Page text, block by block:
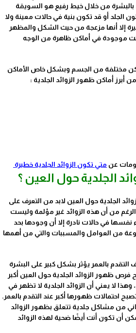
بالبشرة من خلال خيط رفيع هو السويقة
الجلد أو قد تكون بنية في حالات معينة ولا
إلا أنها مزعجة من حيث الشكل والمظهر
موجودة في أماكن ظاهرة من الوجه
مختلفة من الجسم وبشكل خاص الأماكن
أبرز أماكن ظهور الزوائد الجلدية :
عن متي تكون الزوائد الجلدية خطيرة
الجلدية حول العين ؟
الجلدية حول العين لابد من التعرف على
من أن هذه الزوائد غير مؤلمة وليست
في حالات نادرة إلا أن وجودها بحد
من العوامل والمسببات والتي من أهمها
التقدم بالعمر يؤثر بشكل كبير على البشرة
فرص ظهور الزوائد الجلدية حول العين أكبر
لا يعني أن الزوائد الجلدية لا تظهر في
احتمالات ظهورها أكبر عند التقدم بالعمر.
من مشاكل جلدية تتعلق بظهور الزوائد
أن تكون أنت أيضًا ضحية لهذه الزوائد